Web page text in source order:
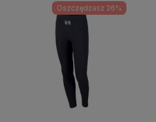
Oszczędzasz 26%